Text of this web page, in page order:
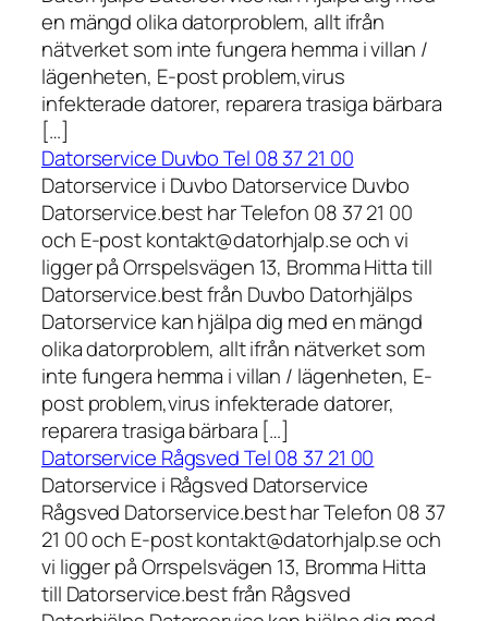
en mängd olika datorproblem, allt ifrån
nätverket som inte fungera hemma i villan /
lägenheten, E-post problem,virus
infekterade datorer, reparera trasiga bärbara
[…]
Datorservice Duvbo Tel 08 37 21 00
Datorservice i Duvbo Datorservice Duvbo
Datorservice.best har Telefon 08 37 21 00
och E-post kontakt@datorhjalp.se och vi
ligger på Orrspelsvägen 13, Bromma Hitta till
Datorservice.best från Duvbo Datorhjälps
Datorservice kan hjälpa dig med en mängd
olika datorproblem, allt ifrån nätverket som
inte fungera hemma i villan / lägenheten, E-
post problem,virus infekterade datorer,
reparera trasiga bärbara […]
Datorservice Rågsved Tel 08 37 21 00
Datorservice i Rågsved Datorservice
Rågsved Datorservice.best har Telefon 08 37
21 00 och E-post kontakt@datorhjalp.se och
vi ligger på Orrspelsvägen 13, Bromma Hitta
till Datorservice.best från Rågsved